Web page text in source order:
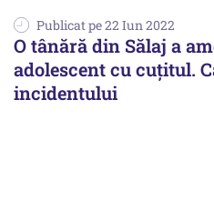
Publicat pe 22 Iun 2022
O tânără din Sălaj a
adolescent cu cuțitul.
incidentului